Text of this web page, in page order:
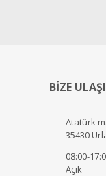
BİZE
Atatürk
35430
08:00-
Açık